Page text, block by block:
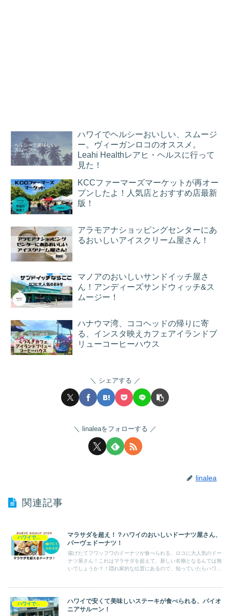
ハワイでヘルシーおいしい、スムージ
ー。ヴィーガンロコのオススメ。
Leahi Healthレアヒ・ヘルスに行って
見た！
KCCファーマーズマーケットが再オー
プンしたよ！人気店とおすすめ店最新
版！
アラモアナショッピングセンターにあ
るおいしいアイスクリーム屋さん！
マノアのおいしいサンドイッチ屋さ
ん！アンディーズサンドウィッチ&ス
ムージー！
ハナウマ湾、ココヘッドの帰りに寄
る、インスタ映えカフェアイランドブ
リューコーヒーハウス
シェアする
linaleaをフォローする
linalea
関連記事
ハワイで食べる
マラサダを超え！？ハワイのおいしいドーナツ屋さん、
パーヴェドーナツ！
揚げたてフワッフワのドーナツが食べられる、ロコに大人気のドー
ナツ屋さん！これはマラサダを超えて、新しい名物となるんでは無
いでしょうか？！隠れ家的な位置にあるので、知っていたらハワイ
ハワイで食べる
ハワイで安くて美味しいステーキが食べられる、パイオ
ニアサルーン！